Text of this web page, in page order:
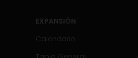
EXPANSIÓN
Calendario